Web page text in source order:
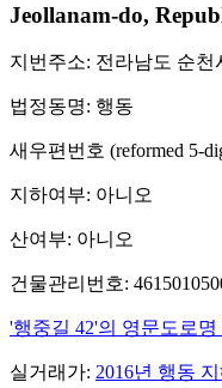
Jeollanam-do,
지번주소: 전라남도 순천
법정동명: 행동
새우편번호 (reformed 5-
지하여부: 아니오
산여부: 아니오
건물관리번호:
'행중길 42'의 영문도로명
실거래가: 2016년 행동